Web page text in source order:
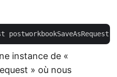
postworkbookSaveAsRequest
instance de «
» où nous